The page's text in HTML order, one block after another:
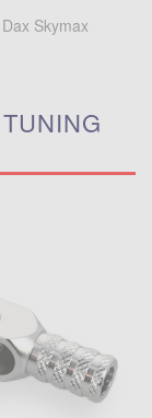
Skymax